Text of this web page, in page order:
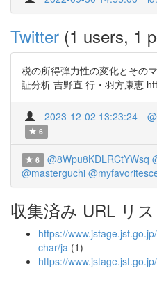
Twitter (1 users, 1
税の所得弾力性の変化とその
証分析 吉野直 行・羽方康恵
2023-12-02 13:23:24
6
6 @8Wpu8KDLRCtYWsq
@masterguchi
収集済み URL リス
https://
char/ja (1)
https://